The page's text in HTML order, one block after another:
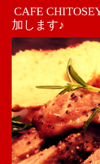
CAFE
加します♪